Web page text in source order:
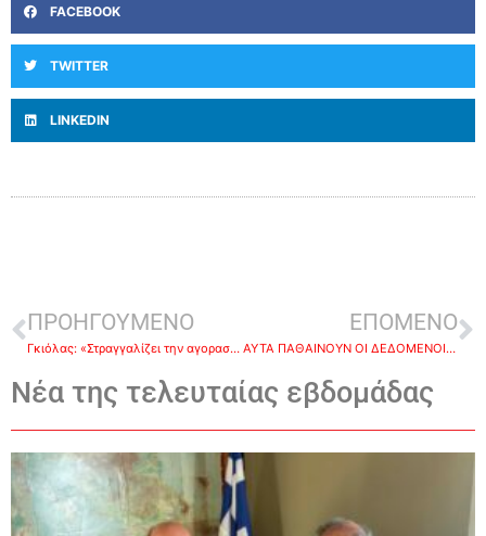
FACEBOOK
TWITTER
LINKEDIN
ΠΡΟΗΓΟΥΜΕΝΟ
Γκιόλας: «Στραγγαλίζει την αγοραστική δύναμη των Ελλήνων η οικονομική πολιτική Μητσοτάκη με πληθωρισμό 12% και ακρίβεια στα ύψη»
ΕΠΟΜΕΝΟ
ΑΥΤΑ ΠΑΘΑΙΝΟΥΝ ΟΙ ΔΕΔΟΜΕΝΟΙ-Άρθρο του Θανάση Πετράκου
Νέα της τελευταίας εβδομάδας